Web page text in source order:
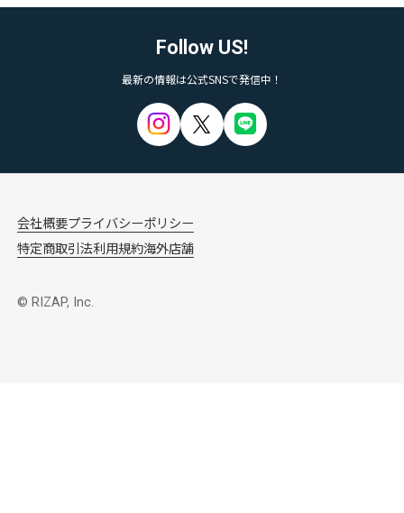
Follow US!
最新の情報は公式SNSで発信中！
会社概要プライバシーポリシー
特定商取引法利用規約海外店舗
© RIZAP, Inc.